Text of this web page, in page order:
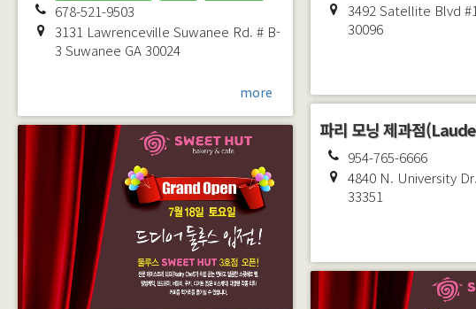
678-521-9503
3131 Lawrenceville Suwanee Rd. # B-
3 Suwanee GA30024
more
3492 Satellite Blvd
30096
파리 모닝 제과점
954-765-6666
4840 N. University Dr.
33351